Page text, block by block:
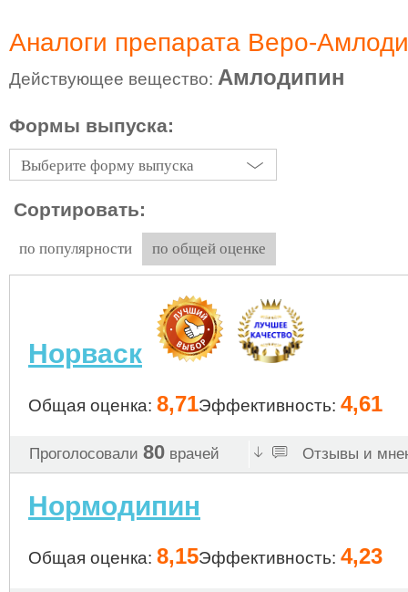
Аналоги препарата Веро-
Действующее вещество: Амлодипин
Формы выпуска:
Выберите форму выпуска
Сортировать:
по популярности по общей оценке
Норваск
Общая оценка: 8,71Эффективность: 4,61
Проголосовали 80 врачей Отзывы и
Нормодипин
Общая оценка: 8,15Эффективность: 4,23